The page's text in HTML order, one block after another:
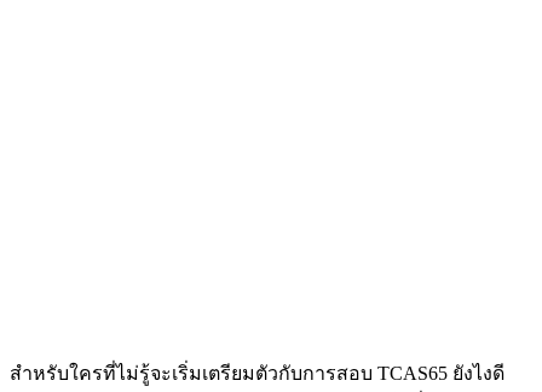
สำหรับใครที่ไม่รู้จะเริ่มเตรียมตัวกับการสอบ TCAS65 ยังไงดี